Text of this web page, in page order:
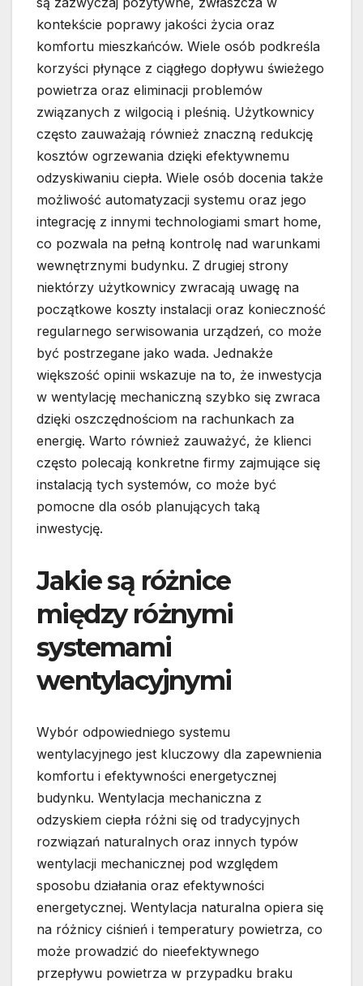
kontekście poprawy jakości życia oraz
komfortu mieszkańców. Wiele osób podkreśla
korzyści płynące z ciągłego dopływu świeżego
powietrza oraz eliminacji problemów
związanych z wilgocią i pleśnią. Użytkownicy
często zauważają również znaczną redukcję
kosztów ogrzewania dzięki efektywnemu
odzyskiwaniu ciepła. Wiele osób docenia także
możliwość automatyzacji systemu oraz jego
integrację z innymi technologiami smart home,
co pozwala na pełną kontrolę nad warunkami
wewnętrznymi budynku. Z drugiej strony
niektórzy użytkownicy zwracają uwagę na
początkowe koszty instalacji oraz konieczność
regularnego serwisowania urządzeń, co może
być postrzegane jako wada. Jednakże
większość opinii wskazuje na to, że inwestycja
w wentylację mechaniczną szybko się zwraca
dzięki oszczędnościom na rachunkach za
energię. Warto również zauważyć, że klienci
często polecają konkretne firmy zajmujące się
instalacją tych systemów, co może być
pomocne dla osób planujących taką
inwestycję.
Jakie są różnice
między różnymi
systemami
wentylacyjnymi
Wybór odpowiedniego systemu
wentylacyjnego jest kluczowy dla zapewnienia
komfortu i efektywności energetycznej
budynku. Wentylacja mechaniczna z
odzyskiem ciepła różni się od tradycyjnych
rozwiązań naturalnych oraz innych typów
wentylacji mechanicznej pod względem
sposobu działania oraz efektywności
energetycznej. Wentylacja naturalna opiera się
na różnicy ciśnień i temperatury powietrza, co
może prowadzić do nieefektywnego
przepływu powietrza w przypadku braku